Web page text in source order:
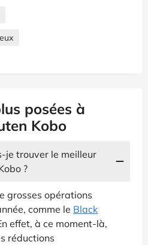
posées à
Kobo
je trouver le meilleur
?
grosses opérations
comme le Black
effet, à ce moment-là,
réductions